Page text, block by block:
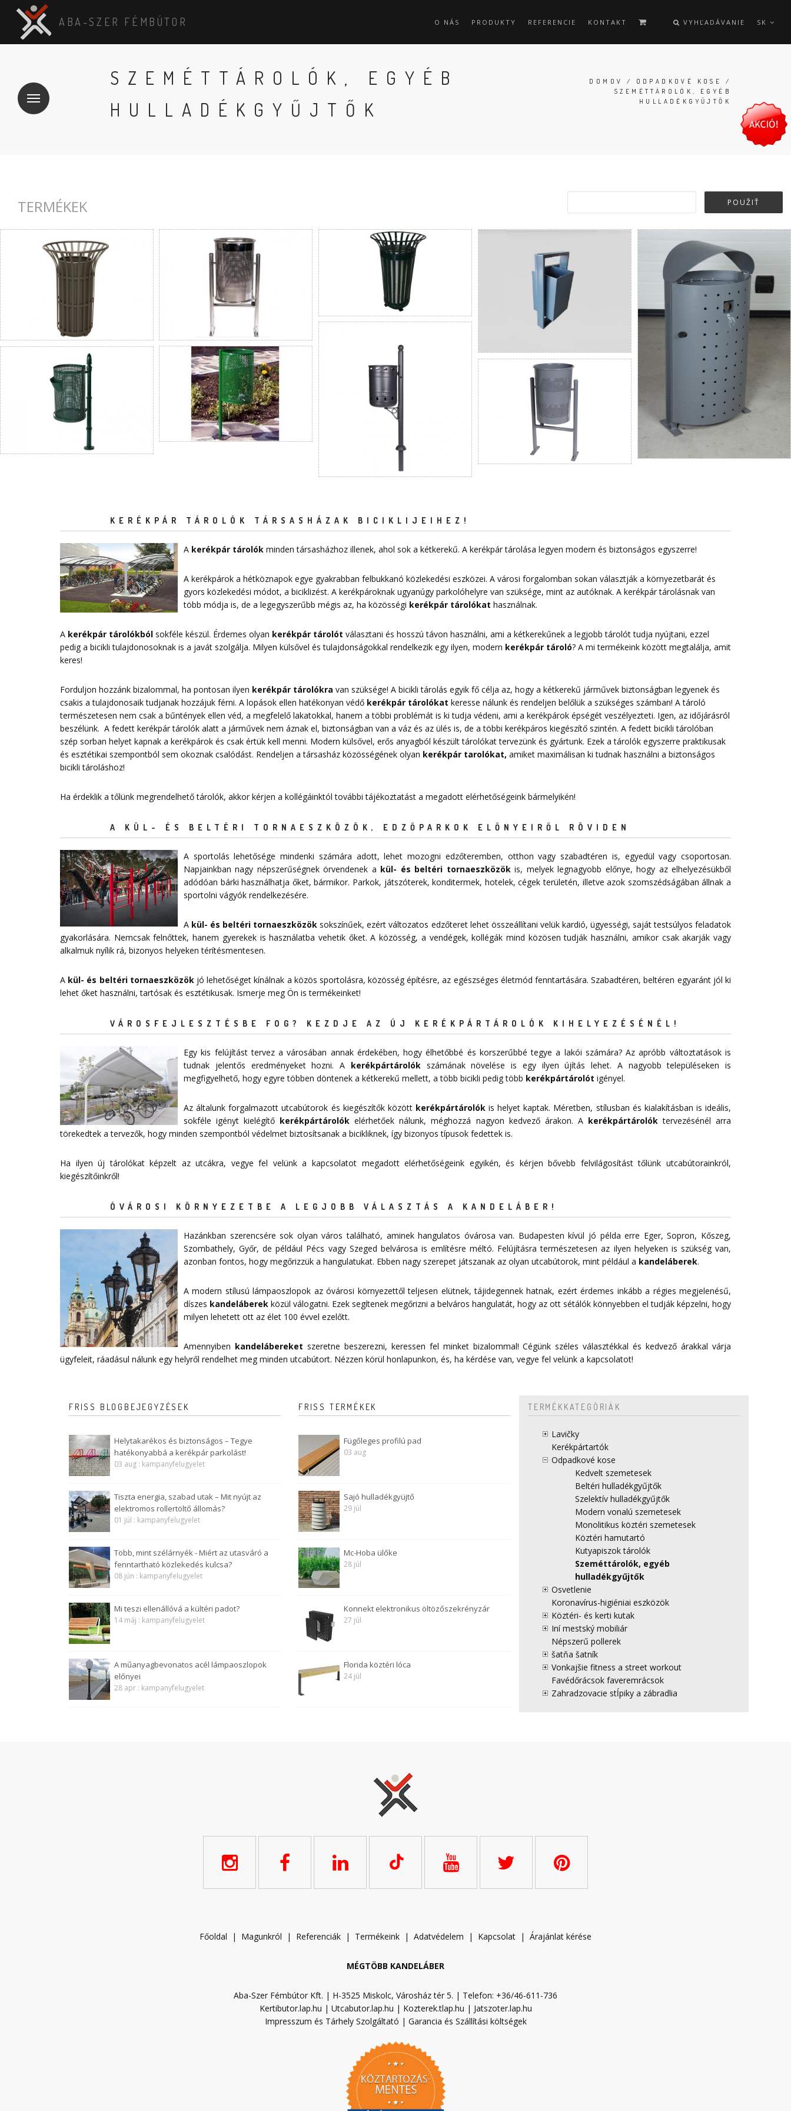
O NÁS PRODUKTY REFERENCIE KONTAKT VYHĽADÁVANIE SK
ABA-SZER FÉMBÚTOR
SZEMÉTTÁROLÓK, EGYÉB
HULLADÉKGYŰJTŐK
DOMOV / ODPADKOVÉ KOSE
/
SZEMÉTTÁROLÓK, EGYÉB
HULLADÉKGYŰJTŐK
TERMÉKEK
KERÉKPÁR TÁROLÓK TÁRSASHÁZAK BICIKLIJEIHEZ!
A kerékpár tárolók minden társasházhoz illenek, ahol sok a kétkerekű. A kerékpár tárolása legyen modern és biztonságos egyszerre!
A kerékpárok a hétköznapok egye gyakrabban felbukkanó közlekedési eszközei. A városi forgalomban sokan választják a környezetbarát és
gyors közlekedési módot, a biciklizést. A kerékpároknak ugyanúgy parkolóhelyre van szüksége, mint az autóknak. A kerékpár tárolásnak van
több módja is, de a legegyszerűbb mégis az, ha közösségi kerékpár tárolókat használnak.
A kerékpár tárolókból sokféle készül. Érdemes olyan kerékpár tárolót választani és hosszú távon használni, ami a kétkerekűnek a legjobb tárolót tudja nyújtani, ezzel
pedig a bicikli tulajdonosoknak is a javát szolgálja. Milyen külsővel és tulajdonságokkal rendelkezik egy ilyen, modern kerékpár tároló? A mi termékeink között megtalálja, amit
keres!
Forduljon hozzánk bizalommal, ha pontosan ilyen kerékpár tárolókra van szüksége! A bicikli tárolás egyik fő célja az, hogy a kétkerekű járművek biztonságban legyenek és
csakis a tulajdonosaik tudjanak hozzájuk férni. A lopások ellen hatékonyan védő kerékpár tárolókat keresse nálunk és rendeljen belőlük a szükséges számban! A tároló
természetesen nem csak a bűntények ellen véd, a megfelelő lakatokkal, hanem a többi problémát is ki tudja védeni, ami a kerékpárok épségét veszélyezteti. Igen, az időjárásról
beszélünk. A fedett kerékpár tárolók alatt a járművek nem áznak el, biztonságban van a váz és az ülés is, de a többi kerékpáros kiegészítő szintén. A fedett bicikli tárolóban
szép sorban helyet kapnak a kerékpárok és csak értük kell menni. Modern külsővel, erős anyagból készült tárolókat tervezünk és gyártunk. Ezek a tárolók egyszerre praktikusak
és esztétikai szempontból sem okoznak csalódást. Rendeljen a társasház közösségének olyan kerékpár tarolókat, amiket maximálisan ki tudnak használni a biztonságos
bicikli tároláshoz!
Ha érdeklik a tőlünk megrendelhető tárolók, akkor kérjen a kollégáinktól további tájékoztatást a megadott elérhetőségeink bármelyikén!
A KÜL- ÉS BELTÉRI TORNAESZKÖZÖK, EDZŐPARKOK ELŐNYEIRŐL RÖVIDEN
A sportolás lehetősége mindenki számára adott, lehet mozogni edzőteremben, otthon vagy szabadtéren is, egyedül vagy csoportosan.
Napjainkban nagy népszerűségnek örvendenek a kül- és beltéri tornaeszközökis, melyek legnagyobb előnye, hogy az elhelyezésükből
adódóan bárki használhatja őket, bármikor. Parkok, játszóterek, konditermek, hotelek, cégek területén, illetve azok szomszédságában állnak a
sportolni vágyók rendelkezésére.
A kül- és beltéri tornaeszközök sokszínűek, ezért változatos edzőteret lehet összeállítani velük kardió, ügyességi, saját testsúlyos feladatok
gyakorlására. Nemcsak felnőttek, hanem gyerekek is használatba vehetik őket. A közösség, a vendégek, kollégák mind közösen tudják használni, amikor csak akarják vagy
alkalmuk nyílik rá, bizonyos helyeken térítésmentesen.
A kül- és beltéri tornaeszközökjó lehetőséget kínálnak a közös sportolásra, közösség építésre, az egészséges életmód fenntartására. Szabadtéren, beltéren egyaránt jól ki
lehet őket használni, tartósak és esztétikusak. Ismerje meg Ön is termékeinket!
VÁROSFEJLESZTÉSBE FOG? KEZDJE AZ ÚJ KERÉKPÁRTÁROLÓK KIHELYEZÉSÉNÉL!
Egy kis felújítást tervez a városában annak érdekében, hogy élhetőbbé és korszerűbbé tegye a lakói számára? Az apróbb változtatások is
tudnak jelentős eredményeket hozni. A kerékpártárolókszámának növelése is egy ilyen újítás lehet. A nagyobb településeken is
megfigyelhető, hogy egyre többen döntenek a kétkerekű mellett, a több bicikli pedig több kerékpártárolót igényel.
Az általunk forgalmazott utcabútorok és kiegészítők között kerékpártárolókis helyet kaptak. Méretben, stílusban és kialakításban is ideális,
sokféle igényt kielégítő kerékpártárolók elérhetőek nálunk, méghozzá nagyon kedvező árakon. A kerékpártárolóktervezésénél arra
törekedtek a tervezők, hogy minden szempontból védelmet biztosítsanak a bicikliknek, így bizonyos típusok fedettek is.
Ha ilyen új tárolókat képzelt az utcákra, vegye fel velünk a kapcsolatot megadottelérhetőségeink egyikén, és kérjen bővebb felvilágosítást tőlünk utcabútorainkról,
kiegészítőinkről!
ÓVÁROSI KÖRNYEZETBE A LEGJOBB VÁLASZTÁS A KANDELÁBER!
Hazánkban szerencsére sok olyan város található, aminek hangulatos óvárosa van. Budapesten kívül jó példa erre Eger, Sopron, Kőszeg,
Szombathely, Győr, de például Pécs vagy Szeged belvárosa is említésre méltó. Felújításra természetesen az ilyen helyeken is szükség van,
azonban fontos, hogy megőrizzük a hangulatukat. Ebben nagy szerepet játszanak az olyan utcabútorok, mint például a kandeláberek.
A modern stílusú lámpaoszlopok az óvárosi környezettől teljesen elütnek, tájidegennek hatnak, ezért érdemes inkább a régies megjelenésű,
díszes kandeláberek közül válogatni. Ezek segítenek megőrizni a belváros hangulatát, hogy az ott sétálók könnyebben el tudják képzelni, hogy
milyen lehetett ott az élet 100 évvel ezelőtt.
Amennyiben kandelábereket szeretne beszerezni, keressen fel minket bizalommal! Cégünk széles választékkal és kedvező árakkal várja
ügyfeleit, ráadásul nálunk egy helyről rendelhet meg minden utcabútort. Nézzen körül honlapunkon, és, ha kérdése van, vegye fel velünk a kapcsolatot!
FRISS BLOGBEJEGYZÉSEK
Helytakarékos és biztonságos – Tegye
hatékonyabbá a kerékpár parkolást!
03 aug : kampanyfelugyelet
Tiszta energia, szabad utak – Mit nyújt az
elektromos rollertöltő állomás?
01 júl : kampanyfelugyelet
Több, mint szélárnyék - Miért az utasváró a
fenntartható közlekedés kulcsa?
08 jún : kampanyfelugyelet
Mi teszi ellenállóvá a kültéri padot?
14 máj : kampanyfelugyelet
A műanyagbevonatos acél lámpaoszlopok
előnyei
28 apr : kampanyfelugyelet
FRISS TERMÉKEK
Fügőleges profilú pad
03 aug
Sajó hulladékgyüjtő
29 júl
Mc-Hoba ülőke
28 júl
Konnekt elektronikus öltözőszekrényzár
27 júl
Florida köztéri lóca
24 júl
TERMÉKKATEGÓRIÁK
Lavičky
Kerékpártartók
Odpadkové kose
Kedvelt szemetesek
Beltéri hulladékgyűjtők
Szelektív hulladékgyűjtők
Modern vonalú szemetesek
Monolitikus köztéri szemetesek
Köztéri hamutartó
Kutyapiszok tárolók
Szeméttárolók, egyéb
hulladékgyűjtők
Osvetlenie
Koronavírus-higiéniai eszközök
Köztéri- és kerti kutak
Iní mestský mobiliár
Népszerű pollerek
šatňa šatník
Vonkajšie fitness a street workout
Favédőrácsok faveremrácsok
Zahradzovacie stĺpiky a zábradlia
Főoldal | Magunkról | Referenciák | Termékeink | Adatvédelem | Kapcsolat | Árajánlat kérése
MÉGTÖBB KANDELÁBER
Aba-Szer Fémbútor Kft. | H-3525 Miskolc, Városház tér 5. | Telefon: +36/46-611-736
Kertibutor.lap.hu | Utcabutor.lap.hu | Kozterek.tlap.hu | Jatszoter.lap.hu
Impresszum és Tárhely Szolgáltató | Garancia és Szállítási költségek